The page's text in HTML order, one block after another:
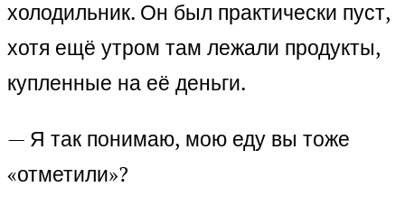
холодильник. Он был практически пуст,
хотя ещё утром там лежали продукты,
купленные на её деньги.
— Я так понимаю, мою еду вы тоже
«отметили»?